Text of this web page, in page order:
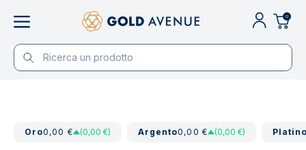
0
Oro0,00 € (0,00 €) Argento0,00 € (0,00 €)